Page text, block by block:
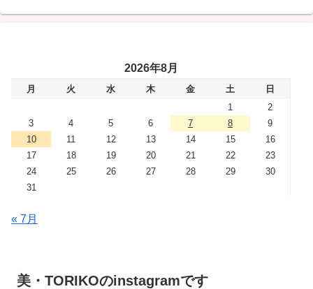
2026年8月
月 火 水 木 金 土
日
1
2
3
4 5 6 7 8
9
10
11 12 13 14 15
16
17
18 19 20 21 22
23
24
25 26 27 28 29
30
31
« 7月
美・TORIKOのinstagramです